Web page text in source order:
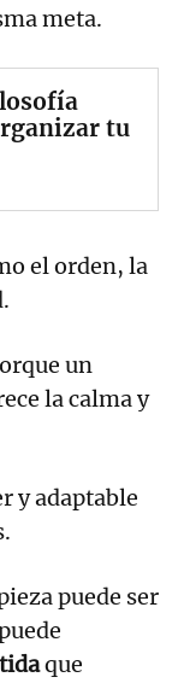
meta.
tu
el orden, la
un
la calma y
y adaptable
puede ser
que